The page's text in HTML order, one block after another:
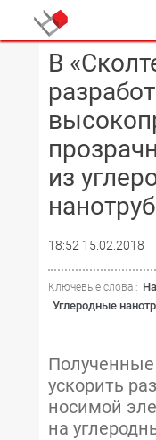
В
из
18:52 15.02.2018
Ключевые слова :
Углеродные
Полученные
ускорить
носимой
на